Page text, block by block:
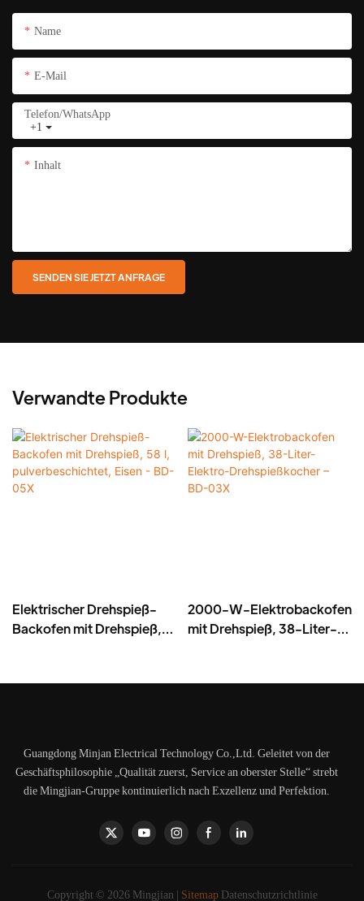
Name
E-Mail
+1
Telefon/WhatsApp
Inhalt
SENDEN SIE JETZT ANFRAGE
Verwandte Produkte
Elektrischer Drehspieß-
Backofen mit Drehspieß,
2000-W-Elektrobackofen
mit Drehspieß, 38-Liter-
Guangdong Minjan Electrical Technology Co.,Ltd. Geleitet von der
Geschäftsphilosophie „Qualität zuerst, Service an oberster Stelle“ strebt
die Mingjian-Gruppe kontinuierlich nach Exzellenz und Perfektion.
Copyright © 2026 Mingjian | Sitemap Datenschutzrichtlinie